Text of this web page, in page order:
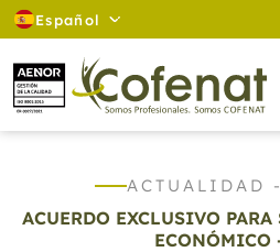
Español
ACTUALIDAD
ACUERDO EXCLUSIVO
ECONÓMICO